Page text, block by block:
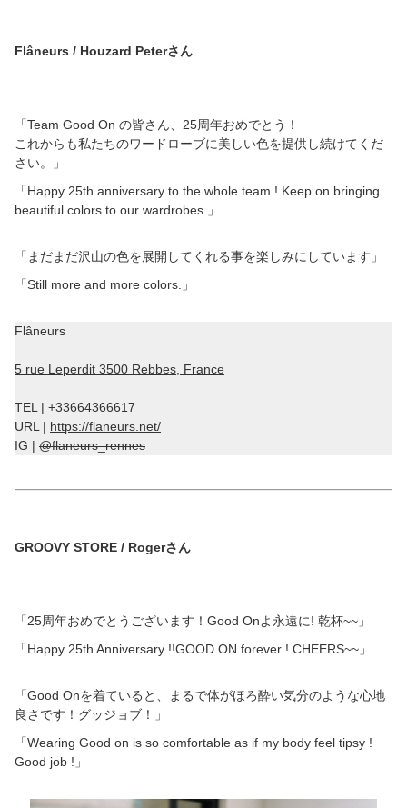
Flâneurs / Houzard Peterさん
「Team Good On の皆さん、25周年おめでとう！
これからも私たちのワードローブに美しい色を提供し続けてくだ
さい。」
「Happy 25th anniversary to the whole team ! Keep on bringing
beautiful colors to our wardrobes.」
「まだまだ沢山の色を展開してくれる事を楽しみにしています」
「Still more and more colors.」
Flâneurs
5 rue Leperdit 3500 Rebbes, France
TEL | +33664366617
URL | https://flaneurs.net/
IG | @flaneurs_rennes
GROOVY STORE / Rogerさん
「25周年おめでとうございます！Good Onよ永遠に! 乾杯~~」
「Happy 25th Anniversary !!GOOD ON forever ! CHEERS~~」
「Good Onを着ていると、まるで体がほろ酔い気分のような心地
良さです！グッジョブ！」
「Wearing Good on is so comfortable as if my body feel tipsy !
Good job !」